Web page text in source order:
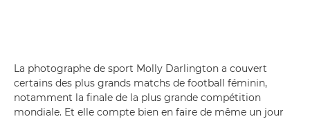
La photographe de sport Molly Darlington a couvert
certains des plus grands matchs de football féminin,
notamment la finale de la plus grande compétition
mondiale. Et elle compte bien en faire de même un jour